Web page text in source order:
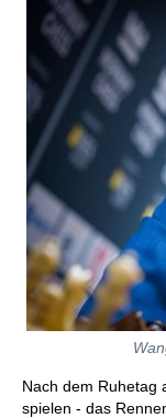
Nach dem Ruhetag
spielen - das